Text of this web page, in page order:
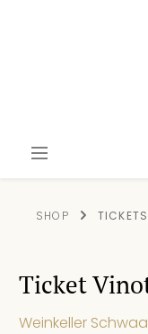
SHOP
Ticket
Weinkeller